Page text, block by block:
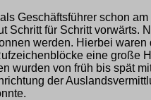
Geschäftsführer schon
Schritt für Schritt vorwärts.
werden. Hierbei
eine große
wurden von früh bis spät
der